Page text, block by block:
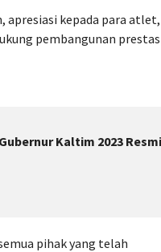
apresiasi kepada para atlet,
pembangunan
Kaltim 2023 Resmi
pihak yang telah